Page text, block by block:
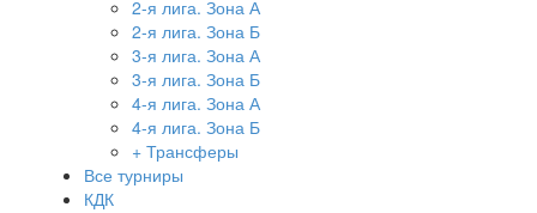
2-я лига. Зона А
2-я лига. Зона Б
3-я лига. Зона А
3-я лига. Зона Б
4-я лига. Зона А
4-я лига. Зона Б
+ Трансферы
Все турниры
КДК